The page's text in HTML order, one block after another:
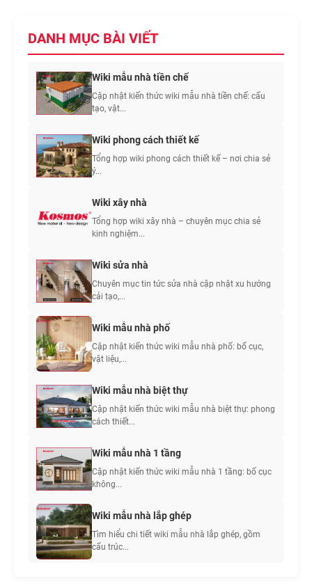
được vượt quá 1,5 mét tính
từ mặt sàn. Thiết kế này
DANH MỤC BÀI VIẾT
Wiki mẫu nhà tiền chế
Cập nhật kiến thức wiki mẫu nhà tiền chế: cấu
tạo, vật...
Wiki phong cách thiết kế
Tổng hợp wiki phong cách thiết kế – nơi chia sẻ
ý...
Wiki xây nhà
Tổng hợp wiki xây nhà – chuyên mục chia sẻ
kinh nghiệm...
Wiki sửa nhà
Chuyên mục tin tức sửa nhà cập nhật xu hướng
cải tạo,...
Wiki mẫu nhà phố
Cập nhật kiến thức wiki mẫu nhà phố: bố cục,
vật liệu,...
Wiki mẫu nhà biệt thự
Cập nhật kiến thức wiki mẫu nhà biệt thự: phong
cách thiết...
Wiki mẫu nhà 1 tầng
Cập nhật kiến thức wiki mẫu nhà 1 tầng: bố cục
không...
Wiki mẫu nhà lắp ghép
Tìm hiểu chi tiết wiki mẫu nhà lắp ghép, gồm
cấu trúc...